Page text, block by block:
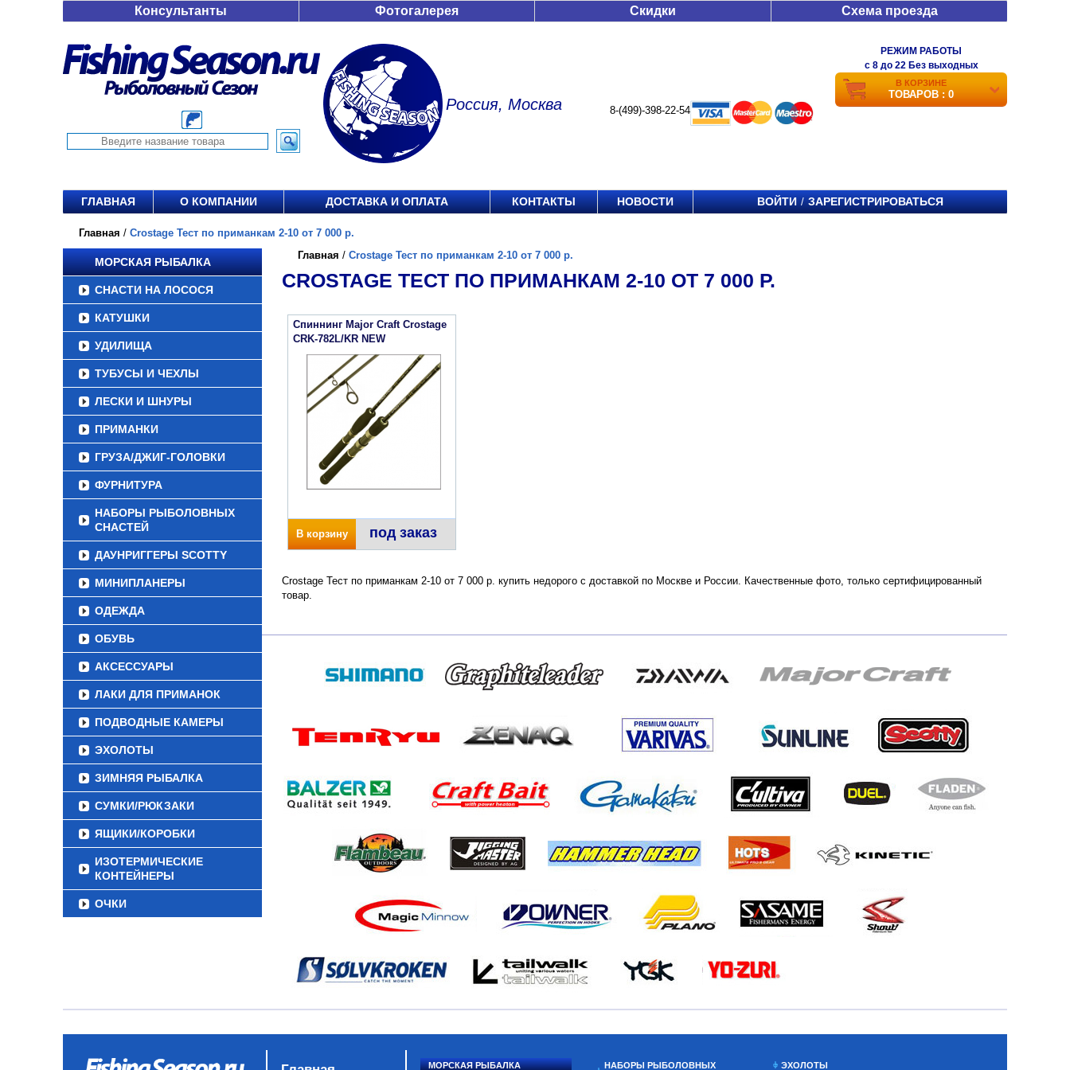
Консультанты Фотогалерея Скидки Схема проезда
Россия, Москва 8-(499)-398-22-54
РЕЖИМ РАБОТЫ
c 8 до 22 Без выходных
В КОРЗИНЕ
ТОВАРОВ : 0
ГЛАВНАЯ О КОМПАНИИ ДОСТАВКА И ОПЛАТА КОНТАКТЫ НОВОСТИ ВОЙТИ / ЗАРЕГИСТРИРОВАТЬСЯ
Главная / Crostage Тест по приманкам 2-10 от 7 000 р.
МОРСКАЯ РЫБАЛКА
СНАСТИ НА ЛОСОСЯ
КАТУШКИ
УДИЛИЩА
ТУБУСЫ И ЧЕХЛЫ
ЛЕСКИ И ШНУРЫ
ПРИМАНКИ
ГРУЗА/ДЖИГ-ГОЛОВКИ
ФУРНИТУРА
НАБОРЫ РЫБОЛОВНЫХ
СНАСТЕЙ
ДАУНРИГГЕРЫ SCOTTY
МИНИПЛАНЕРЫ
ОДЕЖДА
ОБУВЬ
АКСЕССУАРЫ
ЛАКИ ДЛЯ ПРИМАНОК
ПОДВОДНЫЕ КАМЕРЫ
ЭХОЛОТЫ
ЗИМНЯЯ РЫБАЛКА
СУМКИ/РЮКЗАКИ
ЯЩИКИ/КОРОБКИ
ИЗОТЕРМИЧЕСКИЕ
КОНТЕЙНЕРЫ
ОЧКИ
Главная / Crostage Тест по приманкам 2-10 от 7 000 р.
CROSTAGE ТЕСТ ПО ПРИМАНКАМ 2-10 ОТ 7 000 Р.
Спиннинг Major Craft Crostage
CRK-782L/KR NEW
В корзину под заказ
Crostage Тест по приманкам 2-10 от 7 000 р. купить недорого с доставкой по Москве и России. Качественные фото, только сертифицированный
товар.
МОРСКАЯ РЫБАЛКА НАБОРЫ РЫБОЛОВНЫХ ЭХОЛОТЫ